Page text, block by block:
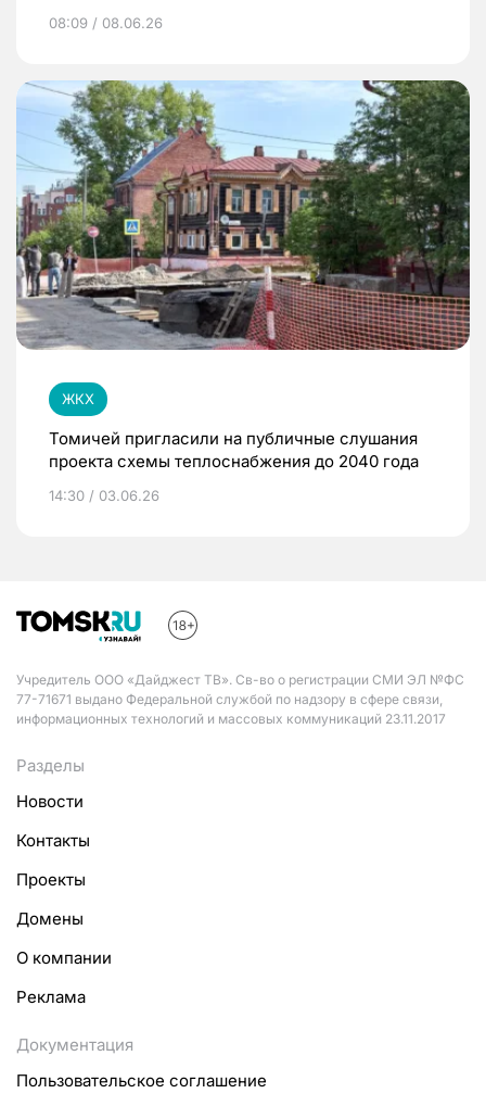
08:09 / 08.06.26
ЖКХ
Томичей пригласили на публичные слушания
проекта схемы теплоснабжения до 2040 года
14:30 / 03.06.26
Учредитель ООО «Дайджест ТВ». Св-во о регистрации СМИ ЭЛ №ФС
77-71671 выдано Федеральной службой по надзору в сфере связи,
информационных технологий и массовых коммуникаций 23.11.2017
Разделы
Новости
Контакты
Проекты
Домены
О компании
Реклама
Документация
Пользовательское соглашение